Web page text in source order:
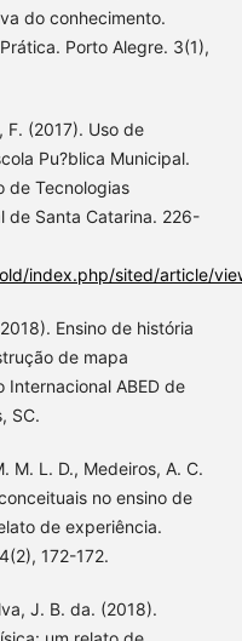
do conhecimento.
Porto Alegre. 3(1),
F. (2017). Uso de
Pu?blica Municipal.
de Tecnologias
de Santa Catarina. 226-
index.php/sited/article/
Ensino de história
de mapa
Internacional ABED de
SC.
M. L. D., Medeiros, A. C.
no ensino de
de experiência.
172-172.
J. B. da. (2018).